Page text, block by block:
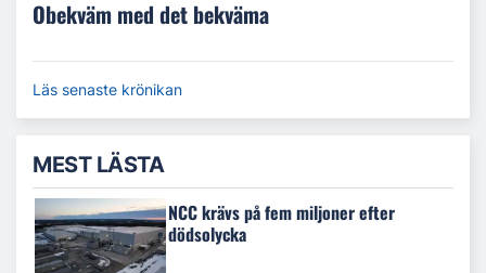
Obekväm med det bekväma
Läs senaste krönikan
MEST LÄSTA
NCC krävs på fem miljoner efter
dödsolycka